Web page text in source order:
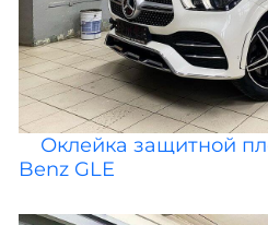
Оклейка защитной
Benz GLE